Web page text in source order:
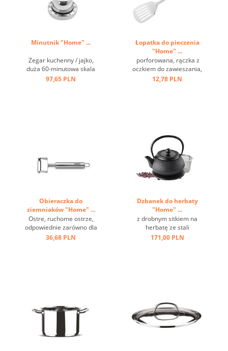
Minutnik "Home" ...
Zegar kuchenny / jajko,
duża 60-minutowa skala
czasowa, wielofunkcyjna
97,65 PLN
Łopatka do pieczenia
"Home" ...
porforowana, rączka z
oczkiem do zawieszania,
stal nierdzewna ...
12,78 PLN
Obieraczka do
ziemniaków "Home" ...
Ostre, ruchome ostrze,
odpowiednie zarówno dla
praworęcznych, jak i
36,68 PLN
Dzbanek do herbaty
"Home" ...
z drobnym sitkiem na
herbatę ze stali
nierdzewnej,włącznie ze
...
171,00 PLN